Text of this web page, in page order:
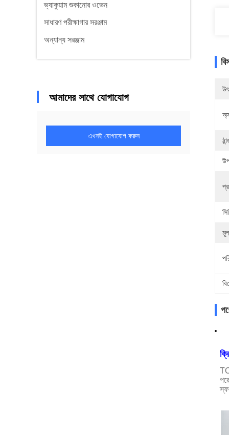
ভ্যাকুয়াম শুকানোর ওভেন
সাধারণ পরীক্ষাগার সরঞ্জাম
অন্যান্য সরঞ্জাম
আমাদের সাথে যোগাযোগ
এখনই যোগাযোগ করুন